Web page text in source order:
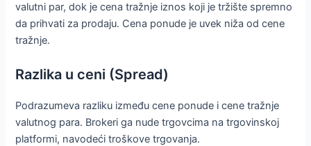
valutni par, dok je cena tražnje iznos koji je tržište spremno
da prihvati za prodaju. Cena ponude je uvek niža od cene
tražnje.
Razlika u ceni (Spread)
Podrazumeva razliku između cene ponude i cene tražnje
valutnog para. Brokeri ga nude trgovcima na trgovinskoj
platformi, navodeći troškove trgovanja.